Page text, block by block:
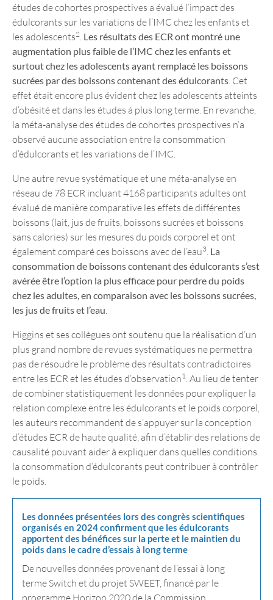
études de cohortes prospectives a évalué l’impact des
édulcorants sur les variations de l’IMC chez les enfants et
les adolescents2 Les résultats des ECR ont montré une
augmentation plus faible de l’IMC chez les enfants et
surtout chez les adolescents ayant remplacé les boissons
sucrées par des boissons contenant des édulcorants . Cet
effet était encore plus évident chez les adolescents atteints
d’obésité et dans les études à plus long terme. En revanche,
la méta-analyse des études de cohortes prospectives n’a
observé aucune association entre la consommation
d’édulcorants et les variations de l’IMC.
Une autre revue systématique et une méta-analyse en
réseau de 78 ECR incluant 4168 participants adultes ont
évalué de manière comparative les effets de différentes
boissons (lait, jus de fruits, boissons sucrées et boissons
sans calories) sur les mesures du poids corporel et ont
également comparé ces boissons avec de l’eau3 La
consommation de boissons contenant des édulcorants s’est
avérée être l’option la plus efficace pour perdre du poids
chez les adultes, en comparaison avec les boissons sucrées,
les jus de fruits et l’eau
Higgins et ses collègues ont soutenu que la réalisation d’un
plus grand nombre de revues systématiques ne permettra
pas de résoudre le problème des résultats contradictoires
entre les ECR et les études d’observation1 . Au lieu de tenter
de combiner statistiquement les données pour expliquer la
relation complexe entre les édulcorants et le poids corporel,
les auteurs recommandent de s’appuyer sur la conception
d’études ECR de haute qualité, afin d’établir des relations de
causalité pouvant aider à expliquer dans quelles conditions
la consommation d’édulcorants peut contribuer à contrôler
le poids.
Les données présentées lors des congrès scientifiques
organisés en 2024 confirment que les édulcorants
apportent des bénéfices sur la perte et le maintien du
poids dans le cadre d’essais à long terme
De nouvelles données provenant de l’essai à long
terme Switch et du projet SWEET, financé par le
programme Horizon 2020 de la Commission